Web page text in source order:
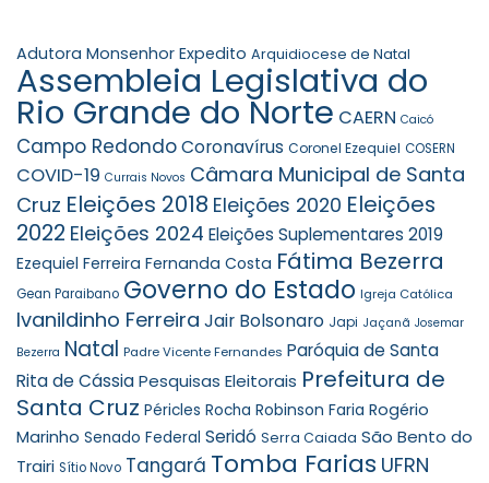
Adutora Monsenhor Expedito Arquidiocese de Natal
Assembleia Legislativa do
Rio Grande do Norte CAERN Caicó
Campo RedondoCoronavírus Coronel Ezequiel COSERN
COVID-19 Currais Novos Câmara Municipal de Santa
Cruz Eleições 2018 Eleições 2020 Eleições
2022 Eleições 2024 Eleições Suplementares 2019
Ezequiel Ferreira Fernanda Costa Fátima Bezerra
Gean Paraibano Governo do Estado Igreja Católica
Ivanildinho Ferreira Jair Bolsonaro Japi Jaçanã Josemar
Bezerra Natal Padre Vicente Fernandes Paróquia de Santa
Rita de CássiaPesquisas Eleitorais Prefeitura de
Santa Cruz Péricles Rocha Robinson Faria Rogério
Marinho Senado Federal Seridó Serra Caiada São Bento do
Trairi Sítio Novo Tangará Tomba Farias UFRN